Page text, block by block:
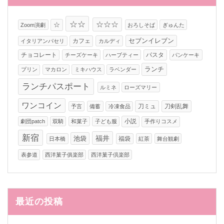
Zoom演劇 ☆ ☆☆ ☆☆☆ おろしそば ぎゅんた
イタリアンパセリ カフェ カルディ
セブンイレブン
チョコレート
チーズケーキ ハーブティー パスタ パンケーキ
プリン マカロン ミキハウス ラベンダー ランチ
ランチパスポート ルミネ ローズマリー
ワンコイン 予言 備蓄 冷凍食品 刀ミュ 刀剣乱舞
劇団patch 双騎 和菓子 子ども服 小説 手作りコスメ
新宿 日本橋 池袋 福井 福袋 紅茶 舞台観劇
表参道 西洋菓子俱楽部 西洋菓子倶楽部
最近の投稿